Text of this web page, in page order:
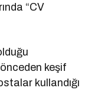
“CV
keşif
kullandığı